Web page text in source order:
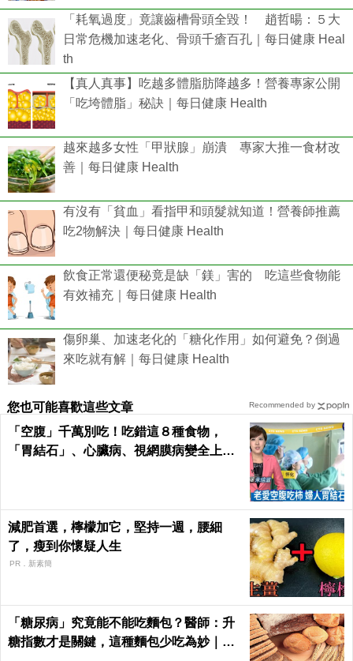
「耗氧過度」竟讓齒槽骨頭全毀！ 趙哲暘：５大
日常危機加速老化、骨頭千瘡百孔｜每日健康 Heal
th
【真人真事】吃越多體脂肪降越多！營養專家公開
「吃垮體脂」秘訣｜每日健康 Health
越來越多女性「甲狀腺」崩潰 專家大推一食材改
善｜每日健康 Health
有沒有「貧血」看指甲和頭髮就知道！營養師推薦
吃2物解決｜每日健康 Health
飲食正常還便秘竟是缺「鎂」害的 吃這些食物能
有效補充｜每日健康 Health
傷卵巢、加速老化的「糖化作用」如何避免？倒過
來吃就有解｜每日健康 Health
您也可能喜歡這些文章
「空腹」千萬別吃！吃錯這８種食物，
「胃結石」、心臟病、視網膜病變全上身
減肥首選，檸檬加它，堅持一週，腰細
了，瘦到你懷疑人生
PR．新素簡
「糖尿病」究竟能不能吃麵包？醫師：升
糖指數才是關鍵，這種麵包少吃為妙｜每
Recommended by